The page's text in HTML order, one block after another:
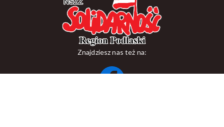
Znajdziesz nas też na: